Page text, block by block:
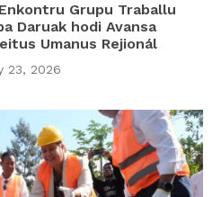
Grupu Traballu
Daruak hodi Avansa
Umanus Rejionál
23, 2026